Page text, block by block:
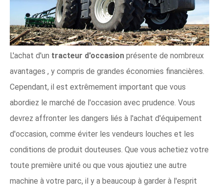
L'achat d'un tracteur d'occasion présente de nombreux
avantages , y compris de grandes économies financières.
Cependant, il est extrêmement important que vous
abordiez le marché de l'occasion avec prudence. Vous
devrez affronter les dangers liés à l'achat d'équipement
d'occasion, comme éviter les vendeurs louches et les
conditions de produit douteuses. Que vous achetiez votre
toute première unité ou que vous ajoutiez une autre
machine à votre parc, il y a beaucoup à garder à l'esprit